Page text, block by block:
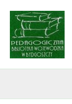
treści